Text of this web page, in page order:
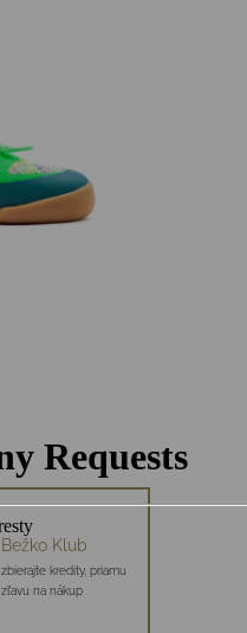
Bežko Klub
zbierajte kredity, priamu
zľavu na nákup